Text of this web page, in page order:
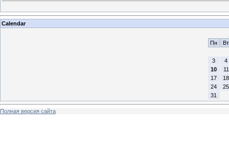
Calendar
Пн
Вт
3
4
10
11
17
18
24
25
31
Полная версия сайта